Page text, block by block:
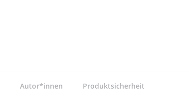
Autor*innen Produktsicherheit